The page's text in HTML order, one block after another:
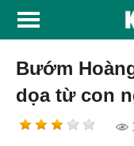
Bướm
dọa từ con